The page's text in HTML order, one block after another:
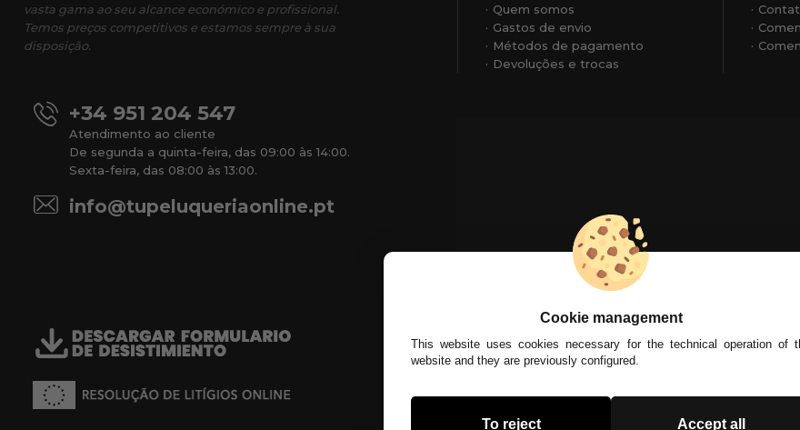
vasta gama ao seu alcance económico e profissional.
Temos preços competitivos e estamos sempre à sua
disposição.
+34 951 204 547
Atendimento ao cliente
De segunda a quinta-feira, das 09:00 às 14:00.
Sexta-feira, das 08:00 às 13:00.
info@tupeluqueriaonline.pt
Quem somos
Gastos de envio
Métodos de pagamento
Devoluções e trocas
Cookie management
This website uses cookies necessary for the technical operation of
website and they are previously configured.
To reject Accept all